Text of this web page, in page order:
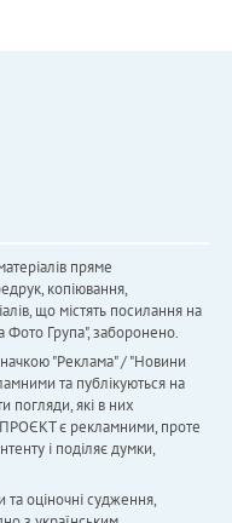
пряме
копіювання,
що містять посилання на
Фото Група", заборонено.
"Реклама" / "Новини
та публікуються на
погляди, які в них
є рекламними, проте
і поділяє думки,
та оціночні судження,